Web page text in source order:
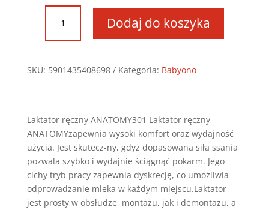
ilość
301
Laktator
ANATOMY
Dodaj do koszyka
SKU: 5901435408698 Kategoria: Babyono
Laktator ręczny ANATOMY301 Laktator ręczny
ANATOMYzapewnia wysoki komfort oraz wydajność
użycia. Jest skutecz-ny, gdyż dopasowana siła ssania
pozwala szybko i wydajnie ściągnąć pokarm. Jego
cichy tryb pracy zapewnia dyskrecję, co umożliwia
odprowadzanie mleka w każdym miejscu.Laktator
jest prosty w obsłudze, montażu, jak i demontażu, a